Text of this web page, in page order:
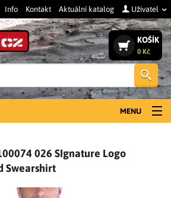
Info Kontakt Aktuální katalog Uživatel
KOŠÍK
0 Kč
MENU
026 SIgnature Logo
Swearshirt